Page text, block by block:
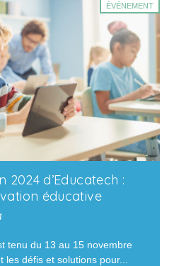
ÉVÉNEMENT
2024 d’Educatech :
éducative
tenu du 13 au 15 novembre
défis et solutions pour...